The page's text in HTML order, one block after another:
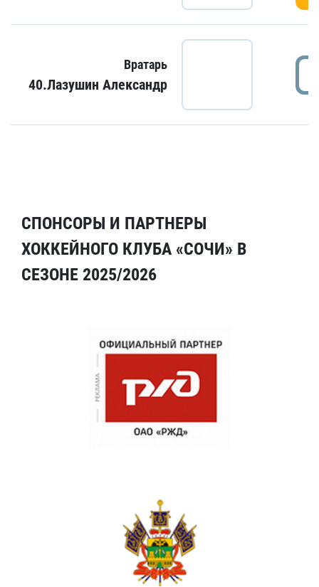
Вратарь
40.Лазушин Александр
СПОНСОРЫ И ПАРТНЕРЫ
ХОККЕЙНОГО КЛУБА «СОЧИ» В
СЕЗОНЕ 2025/2026